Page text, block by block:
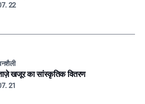
22
खजूर का सांस्कृतिक वितरण
21